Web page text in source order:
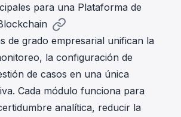
para una Plataforma de
de grado empresarial unifican la
la configuración de
de casos en una única
Cada módulo funciona para
analítica, reducir la